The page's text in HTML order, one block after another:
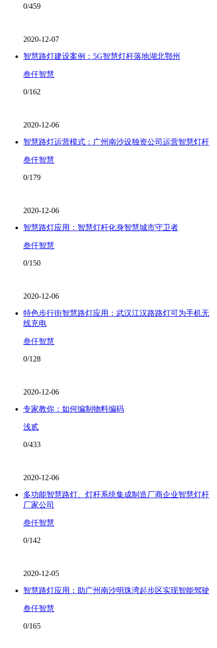
0/459
2020-12-07
智慧路灯建设案例：5G智慧灯杆落地湖北鄂州
叁仟智慧
0/162
2020-12-06
智慧路灯运营模式：广州南沙设独资公司运营智慧灯杆
叁仟智慧
0/179
2020-12-06
智慧路灯应用：智慧灯杆化身智慧城市守卫者
叁仟智慧
0/150
2020-12-06
特色步行街智慧路灯应用：武汉江汉路路灯可为手机无
线充电
叁仟智慧
0/128
2020-12-06
专家教你：如何编制物料编码
浅贰
0/433
2020-12-06
多功能智慧路灯、灯杆系统集成制造厂商企业智慧灯杆
厂家公司
叁仟智慧
0/142
2020-12-05
智慧路灯应用：助广州南沙明珠湾起步区实现智能驾驶
叁仟智慧
0/165